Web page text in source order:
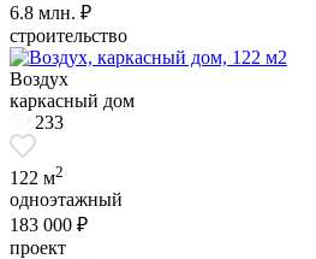
6.8 млн. ₽
строительство
Воздух
каркасный дом
233
122 м2
одноэтажный
183 000 ₽
проект